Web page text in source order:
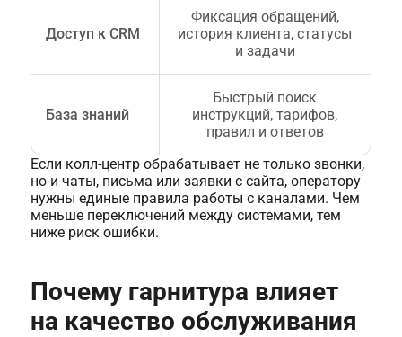
Доступ к CRM
Фиксация обращений,
история клиента, статусы
и задачи
База знаний
Быстрый поиск
инструкций, тарифов,
правил и ответов
Если колл-центр обрабатывает не только звонки,
но и чаты, письма или заявки с сайта, оператору
нужны единые правила работы с каналами. Чем
меньше переключений между системами, тем
ниже риск ошибки.
Почему гарнитура влияет
на качество обслуживания